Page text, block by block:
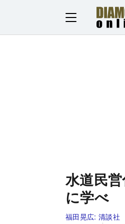
水道民
に学べ
福田晃広: 清談社